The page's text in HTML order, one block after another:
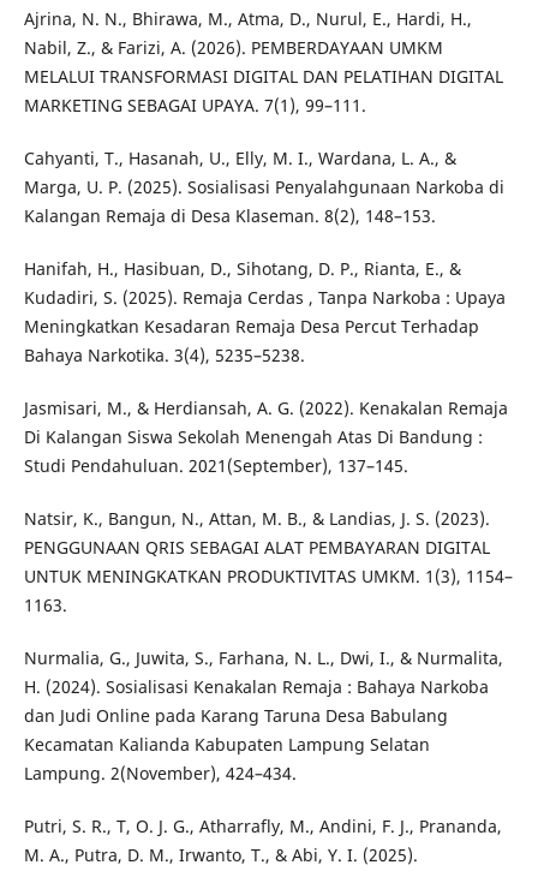
Ajrina, N. N., Bhirawa, M., Atma, D., Nurul, E., Hardi, H.,
Nabil, Z., & Farizi, A. (2026). PEMBERDAYAAN UMKM
MELALUI TRANSFORMASI DIGITAL DAN PELATIHAN DIGITAL
MARKETING SEBAGAI UPAYA. 7(1), 99–111.
Cahyanti, T., Hasanah, U., Elly, M. I., Wardana, L. A., &
Marga, U. P. (2025). Sosialisasi Penyalahgunaan Narkoba di
Kalangan Remaja di Desa Klaseman. 8(2), 148–153.
Hanifah, H., Hasibuan, D., Sihotang, D. P., Rianta, E., &
Kudadiri, S. (2025). Remaja Cerdas , Tanpa Narkoba : Upaya
Meningkatkan Kesadaran Remaja Desa Percut Terhadap
Bahaya Narkotika. 3(4), 5235–5238.
Jasmisari, M., & Herdiansah, A. G. (2022). Kenakalan Remaja
Di Kalangan Siswa Sekolah Menengah Atas Di Bandung :
Studi Pendahuluan. 2021(September), 137–145.
Natsir, K., Bangun, N., Attan, M. B., & Landias, J. S. (2023).
PENGGUNAAN QRIS SEBAGAI ALAT PEMBAYARAN DIGITAL
UNTUK MENINGKATKAN PRODUKTIVITAS UMKM. 1(3), 1154–
1163.
Nurmalia, G., Juwita, S., Farhana, N. L., Dwi, I., & Nurmalita,
H. (2024). Sosialisasi Kenakalan Remaja : Bahaya Narkoba
dan Judi Online pada Karang Taruna Desa Babulang
Kecamatan Kalianda Kabupaten Lampung Selatan
Lampung. 2(November), 424–434.
Putri, S. R., T, O. J. G., Atharrafly, M., Andini, F. J., Prananda,
M. A., Putra, D. M., Irwanto, T., & Abi, Y. I. (2025).